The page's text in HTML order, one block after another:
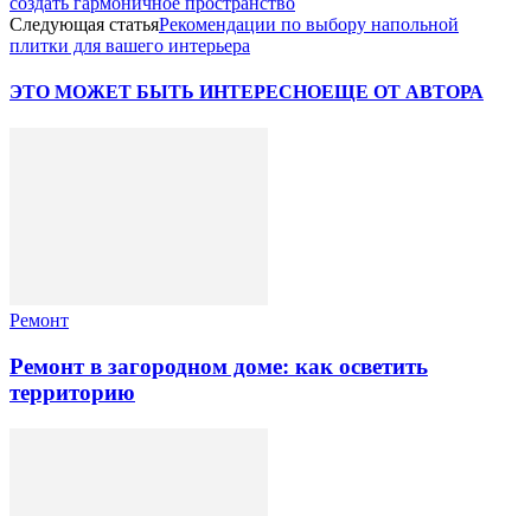
Следующая статьяРекомендации по выбору напольной
плитки для вашего интерьера
ЭТО МОЖЕТ БЫТЬ ИНТЕРЕСНОЕЩЕ ОТ АВТОРА
Ремонт
Ремонт в загородном доме: как осветить
территорию